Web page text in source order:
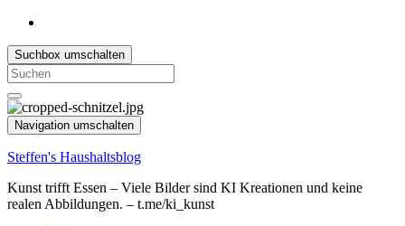
Suchbox umschalten
Search
for:
Navigation umschalten
Steffen's Haushaltsblog
Kunst trifft Essen – Viele Bilder sind KI Kreationen und keine
realen Abbildungen. – t.me/ki_kunst